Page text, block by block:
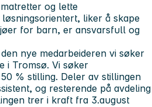
og lette
liker å skape
for barn, er ansvarsfull og
nye medarbeideren vi søker
i Tromsø. Vi søker
% stilling. Deler av stillingen
og resterende på avdeling
trer i kraft fra 3.august